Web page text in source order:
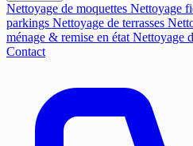
Nettoyage de moquettes Nettoyage
parkings Nettoyage de terrasses
ménage & remise en état Nettoyage
Contact